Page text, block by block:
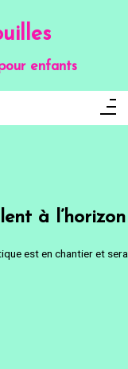
enfants
à l’horizon
est en chantier et sera